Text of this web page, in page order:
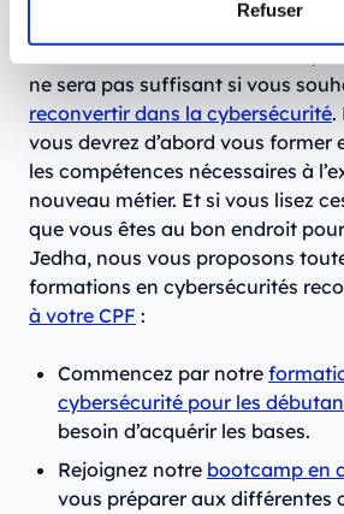
Refuser
ne sera pas suffisant si vous
reconvertir dans la cybersécurité.
vous devrez d’abord vous former
les compétences nécessaires à
nouveau métier. Et si vous lisez
que vous êtes au bon endroit
Jedha, nous vous proposons
formations en cybersécurités
à votre CPF :
Commencez par notre
cybersécurité pour les
besoin d’acquérir les bases.
Rejoignez notre bootcamp en
vous préparer aux différentes